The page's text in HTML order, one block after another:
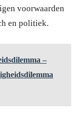
voorwaarden
en politiek.
–